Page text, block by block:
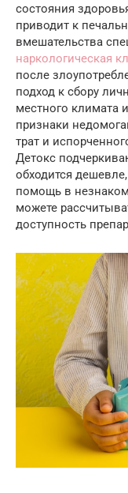
состояния
приводит к
вмешательства
наркологическая
после
подход к сбору
местного климата
признаки
трат и
Детокс
обходится
помощь в
можете
доступность